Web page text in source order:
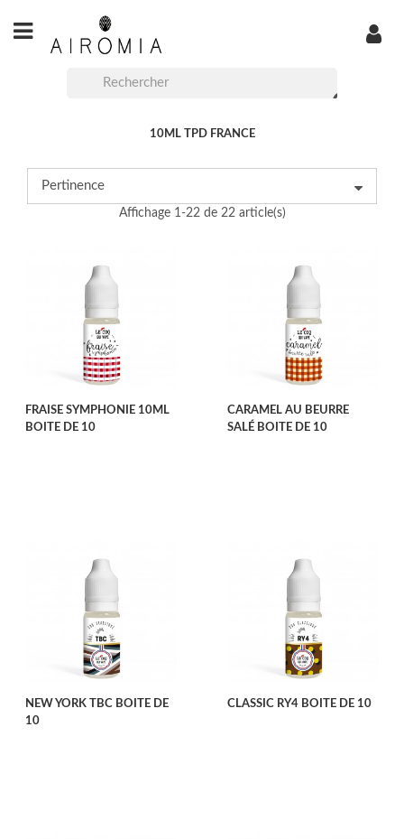
10ML TPD FRANCE
Pertinence
Affichage 1-22 de 22 article(s)
FRAISE SYMPHONIE 10ML
BOITE DE 10
CARAMEL AU BEURRE
SALÉ BOITE DE 10
NEW YORK TBC BOITE DE
10
CLASSIC RY4 BOITE DE 10